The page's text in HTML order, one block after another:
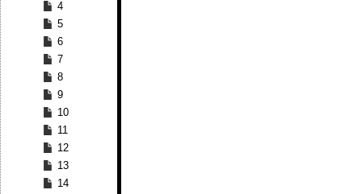
4
5
6
7
8
9
10
11
12
13
14